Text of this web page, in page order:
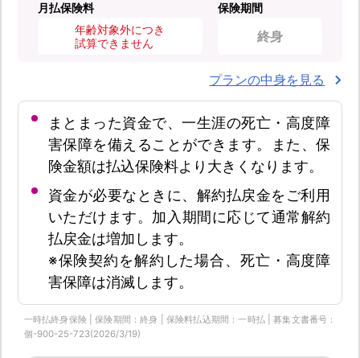
月払保険料
年齢対象外につき
試算できません
保険期間
終身
プランの中身を見る
まとまった資金で、一生涯の死亡・高度障
害保障を備えることができます。また、保
険金額は払込保険料より大きくなります。
資金が必要なときに、解約払戻金をご利用
いただけます。加入期間に応じて通常解約
払戻金は増加します。
※保険契約を解約した場合、死亡・高度障
害保障は消滅します。
一時払終身保険 | 保険期間：終身 | 保険料払込期間：一時払 | 募集文書番号：
個-900-25-723(2026/3/19)